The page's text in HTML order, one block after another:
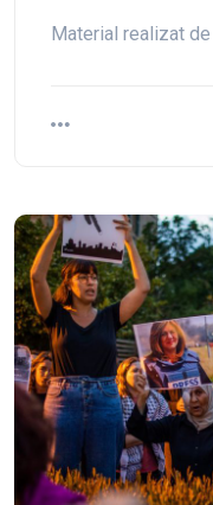
Material realizat